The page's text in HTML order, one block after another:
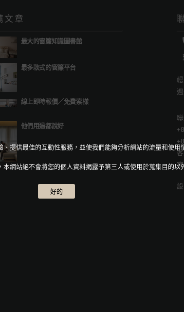
文章
最大的窗簾知識圖書館
最多款式的窗簾平台
線上即時報價／免費索樣
他們用過都說好
提供最佳的互動性服務，並使我們能夠分析網站的流量和使用
網站絕不會將您的個人資料揭露予第三人或使用於蒐集目的以
好的